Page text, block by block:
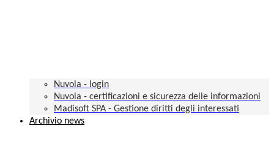
Nuvola - login
Nuvola - certificazioni e sicurezza delle informazioni
Madisoft SPA - Gestione diritti degli interessati
Archivio news